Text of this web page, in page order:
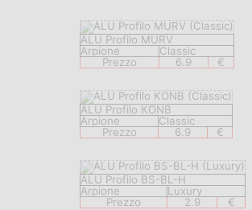
ALU Profilo MURV
Arpione
Classic
Prezzo
6.9 €
ALU Profilo KONB
Arpione
Classic
Prezzo
6.9 €
ALU Profilo BS-BL-H
Arpione
Luxury
Prezzo
2.9 €